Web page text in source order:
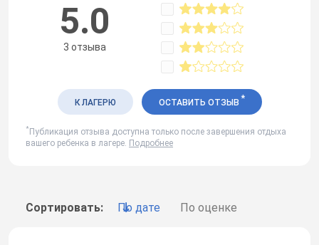
Сортировать: По дате По оценке
5.0
3 отзыва
К ЛАГЕРЮ ОСТАВИТЬ ОТЗЫВ *
* Публикация отзыва доступна только после завершения отдыха
вашего ребенка в лагере. Подробнее